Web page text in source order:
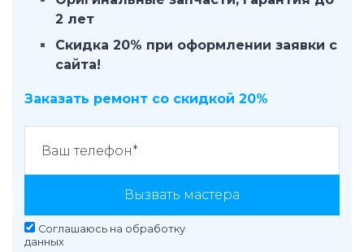
2 лет
Скидка 20% при оформлении заявки с
сайта!
Заказать ремонт со скидкой 20%
Вызвать мастера
Соглашаюсь на обработку
данных